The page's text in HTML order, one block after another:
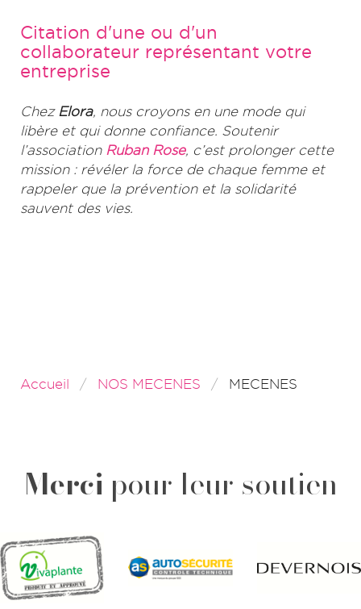
Citation d'une ou d'un
collaborateur représentant votre
entreprise
Chez Elora, nous croyons en une mode qui
libère et qui donne confiance. Soutenir
l’association Ruban Rose, c’est prolonger cette
mission : révéler la force de chaque femme et
rappeler que la prévention et la solidarité
sauvent des vies.
Accueil NOS MECENES MECENES
Merci pour leur soutien